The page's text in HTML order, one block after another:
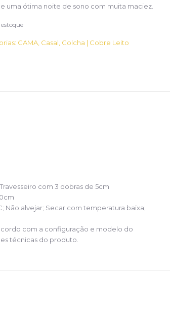
uma ótima noite de sono com muita maciez.
CAMA, Casal Colcha | Cobre Leito
com 3 dobras de 5cm
Não alvejar; Secar com temperatura baixa;
com a configuração e modelo do
técnicas do produto.